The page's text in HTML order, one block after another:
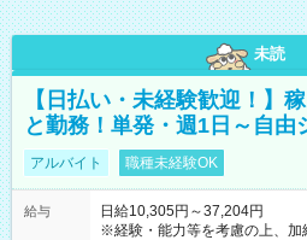
未読
【日払い・未経験歓迎！】
と勤務！単発・週1日～自由
アルバイト 職種未経験OK
給与
日給10,305円～37,204円
※経験・能力等を考慮の上、加給・